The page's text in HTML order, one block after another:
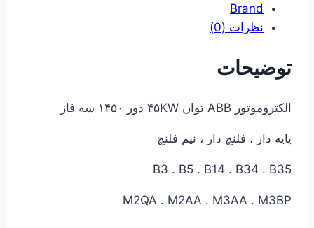
Brand
نظرات (0)
توضیحات
الکتروموتور ABB توان ۴۵KW دور ۱۴۵۰ سه فاز
پایه دار ، فلنچ دار ، نیم فلنچ
B3 . B5 . B14 . B34 . B35
M2QA . M2AA . M3AA . M3BP